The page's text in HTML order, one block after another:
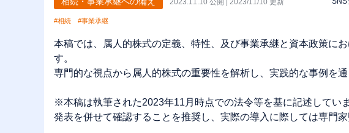
#相続 #事業承継
本稿では、属人的株式の定義、特性、及び事業承継と資本政策に
す。
専門的な視点から属人的株式の重要性を解析し、実践的な事例を
※本稿は執筆された2023年11月時点での法令等を基に記述してい
発表を併せて確認することを推奨し、実際の導入に際しては専門家